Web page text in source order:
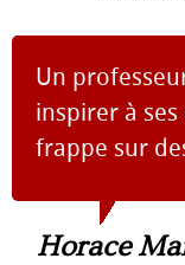
Un
inspirer à
frappe sur
Horace